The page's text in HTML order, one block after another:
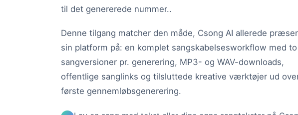
til det genererede nummer..
Denne tilgang matcher den måde, Csong AI allerede
sin platform på: en komplet sangskabelsesworkflow med to
sangversioner pr. generering, MP3- og WAV-downloads,
offentlige sanglinks og tilsluttede kreative værktøjer ud
første gennemløbsgenerering.